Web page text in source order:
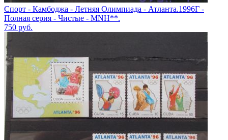
Спорт - Камбоджа - Летняя Олимпиада - Атланта.1996Г -
Полная серия - Чистые - MNH**.
750 руб.